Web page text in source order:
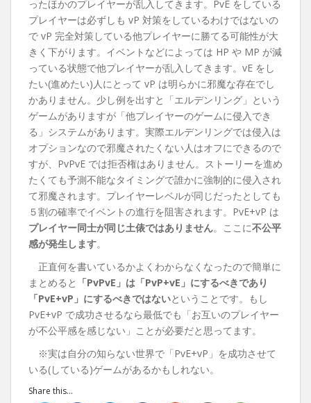
ったほかのプレイヤーが乱入してきます。PvE をしている
プレイヤーは必ずしも vP 対策をしているわけではないの
で vP 完全対策している他プレイヤーに勝てる可能性が大
きく下がります。イベントなどによっては HP や MP が減
っている状態で他プレイヤーが乱入してきます。vE をし
たい(進めたい)人にとって vP は明らかに邪魔な存在でし
かありません。少し例を出すと「エルデンリング」という
ゲームがありますが「他プレイヤーのゲームに侵入でき
る」システムがあります。実際エルデンリングでは侵入は
オプションなので邪魔されたくない人はオフにできるので
すが、PvPvE では拒否権はありません。ストーリーを進め
たくても予測不能なタイミングで誰かに強制的に侵入され
て邪魔されます。プレイヤーレベルが同じだったとしても
５割の確率でイベントの進行を阻害されます。PvE+vP は
プレイヤー同士が同じ土俵ではありません。ここに不公平
感が発生します。
正直何を書いているかよくわからなくなったので簡単に
まとめると 「PvPvE」は「PvP+vE」にするべきであり
「PvE+vP」にするべきではないということです。もし
PvE+vP で成功させるなら最低でも「お互いのプレイヤー
が不公平感を感じない」ことが必要だと思ってます。
※実は自分の知らない世界で「PvE+vP」を成功させて
いる(している)ゲームがあるかもしれない。
Share this...